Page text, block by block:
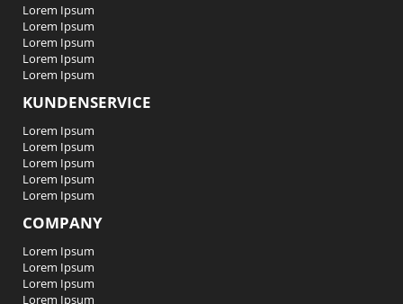
Lorem Ipsum
Lorem Ipsum
Lorem Ipsum
Lorem Ipsum
Lorem Ipsum
KUNDENSERVICE
Lorem Ipsum
Lorem Ipsum
Lorem Ipsum
Lorem Ipsum
Lorem Ipsum
COMPANY
Lorem Ipsum
Lorem Ipsum
Lorem Ipsum
Lorem Ipsum